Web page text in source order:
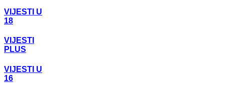
VIJESTI U
18
VIJESTI
PLUS
VIJESTI U
16